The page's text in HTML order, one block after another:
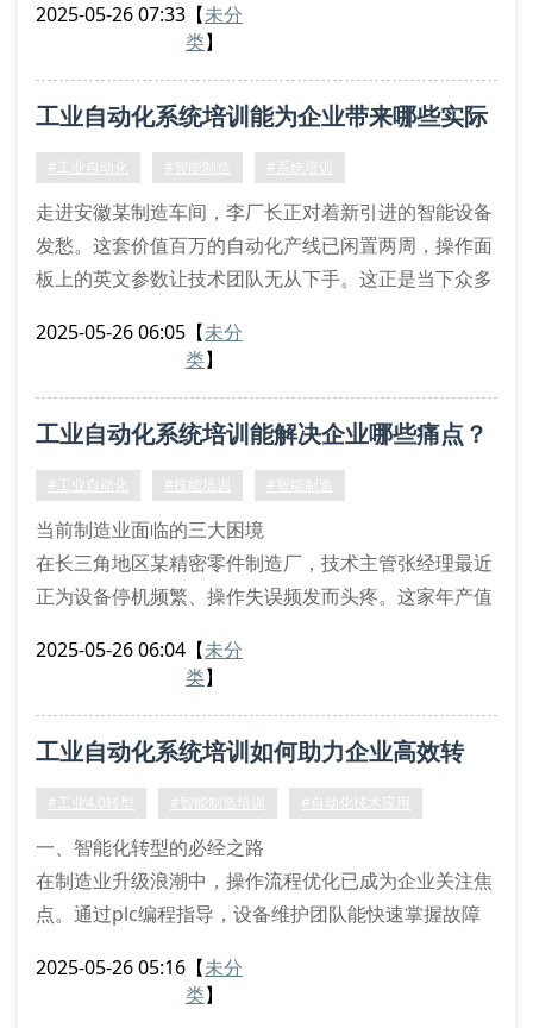
训方面的严重缺失——68%的中小企业都存在类似的技
当评估培训机构时，首先要核查课程内容与实际产线设
备的匹配度。优质的培训课程会包含西门子、三菱等主
2025-05-26 07:33 【未分
类】
工业自动化系统培训能为企业带来哪些实际
价值？
#工业自动化 #智能制造 #系统培训
走进安徽某制造车间，李厂长正对着新引进的智能设备
发愁。这套价值百万的自动化产线已闲置两周，操作面
板上的英文参数让技术团队无从下手。这正是当下众多
人才却成难题。
与实际操作脱节现象
2. 系统维护短板：某汽车配件厂因plc程序误触导致停
3. 技术迭代焦虑：工
2025-05-26 06:05 【未分
类】
工业自动化系统培训能解决企业哪些痛点？
#工业自动化 #技能培训 #智能制造
当前制造业面临的三大困境
在长三角地区某精密零件制造厂，技术主管张经理最近
正为设备停机频繁、操作失误频发而头疼。这家年产值
员工对plc控制系统操作不熟练，导致设备综合效率
层、智能设备维护成本高企、生产数据利用率低下这三
个痛点，正成为制约企业转型升级的主要障碍。据2023
2025-05-26 06:04 【未分
类】
工业自动化系统培训如何助力企业高效转
型？
#工业4.0转型 #智能制造培训 #自动化技术应用
一、智能化转型的必经之路
在制造业升级浪潮中，操作流程优化已成为企业关注焦
点。通过plc编程指导，设备维护团队能快速掌握故障
后，其设备停机时间缩短了37%。
2025-05-26 05:16 【未分
类】